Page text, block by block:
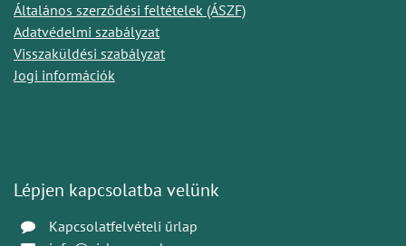
Általános szerződési feltételek (ÁSZF)
Adatvédelmi szabályzat
Visszaküldési szabályzat
Jogi információk
Lépjen kapcsolatba velünk
Kapcsolatfelvételi űrlap